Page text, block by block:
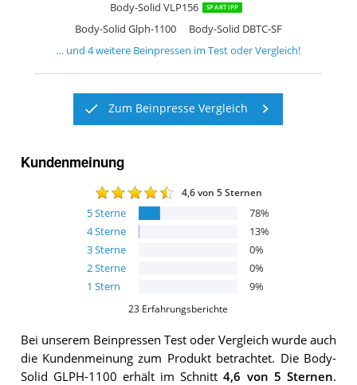
Body-Solid VLP156 SPARTIPP
Body-Solid Glph-1100 Body-Solid DBTC-SF
… und4weitere Beinpressen im Test oder Vergleich!
Zum Beinpresse Vergleich
Kundenmeinung
4,6von 5 Sternen
5Sterne 78%
4Sterne 13%
3Sterne 0%
2Sterne 0%
1 Stern 9%
23 Erfahrungsberichte
Bei unserem Beinpressen Test oder Vergleich wurde auch
die Kundenmeinung zum Produkt betrachtet. Die Body-
Solid GLPH-1100 erhält im Schnitt4,6 von 5 Sternen.